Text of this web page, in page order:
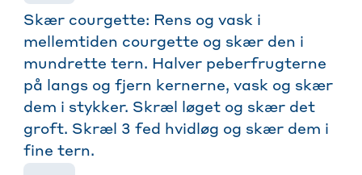
Skær courgette: Rens og vask i
mellemtiden courgette og skær den i
mundrette tern. Halver peberfrugterne
på langs og fjern kernerne, vask og skær
dem i stykker. Skræl løget og skær det
groft. Skræl 3 fed hvidløg og skær dem i
fine tern.